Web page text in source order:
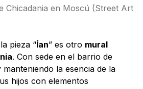
Chicadania en Moscú (Street Art
pieza “Ían” es otro mural
. Con sede en el barrio de
manteniendo la esencia de la
hijos con elementos